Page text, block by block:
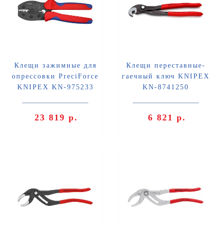
Клещи зажимные для
опрессовки PreciForce
KNIPEX KN-975233
23 819 р.
Клещи переставные-
гаечный ключ KNIPEX
KN-8741250
6 821 р.